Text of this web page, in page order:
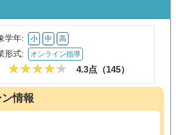
学年: 小 中 高
形式: オンライン指導
4.3点（145）
情報